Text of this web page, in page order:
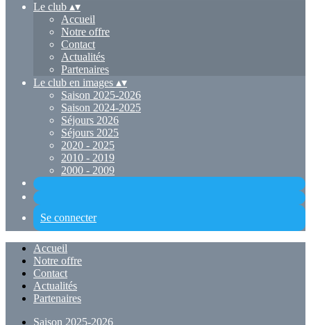
Le club ▴▾
Accueil
Notre offre
Contact
Actualités
Partenaires
Le club en images ▴▾
Saison 2025-2026
Saison 2024-2025
Séjours 2026
Séjours 2025
2020 - 2025
2010 - 2019
2000 - 2009
Se connecter
Accueil
Notre offre
Contact
Actualités
Partenaires
Saison 2025-2026